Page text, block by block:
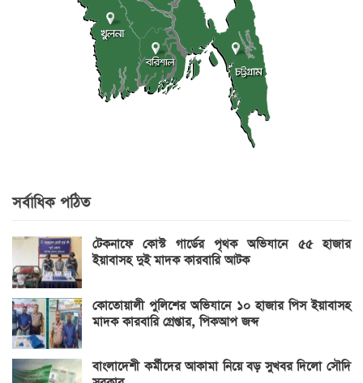
সর্বাধিক পঠিত
টেকনাফে কোস্ট গার্ডের পৃথক অভিযানে ৫৫ হাজার
ইয়াবাসহ দুই মাদক কারবারি আটক
কোতোয়ালী পুলিশের অভিযানে ১০ হাজার পিস ইয়াবাসহ
মাদক কারবারি গ্রেপ্তার, পিকআপ জব্দ
বাংলাদেশী কর্মীদের আকামা নিয়ে বড় সুখবর দিলো সৌদি